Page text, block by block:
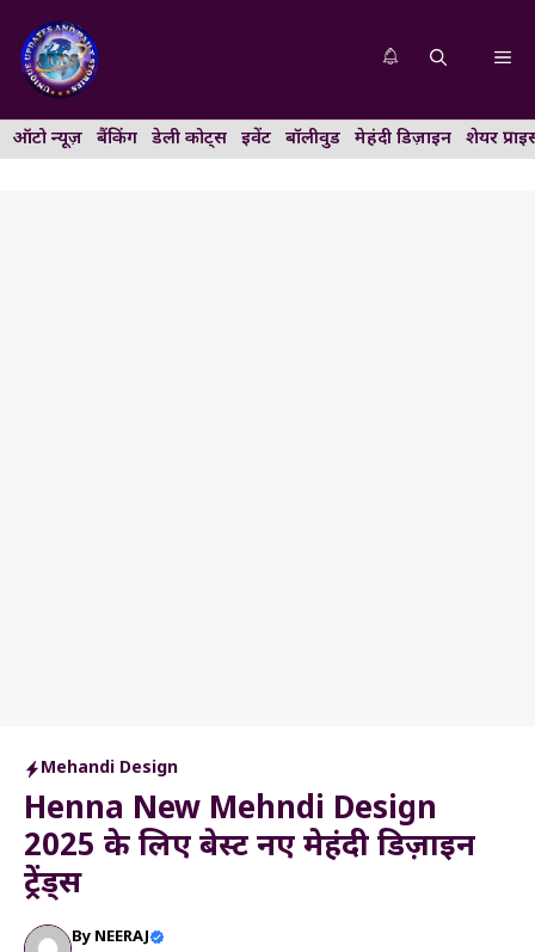
content
ऑटो न्यूज़ बैंकिंग डेली कोट्स इवेंट बॉलीवुड मेहंदी डिज़ाइन शेयर
Mehandi Design
Henna New Mehndi Design
2025 के लिए बेस्ट नए मेहंदी डिज़ाइन
ट्रेंड्स
By NEERAJ